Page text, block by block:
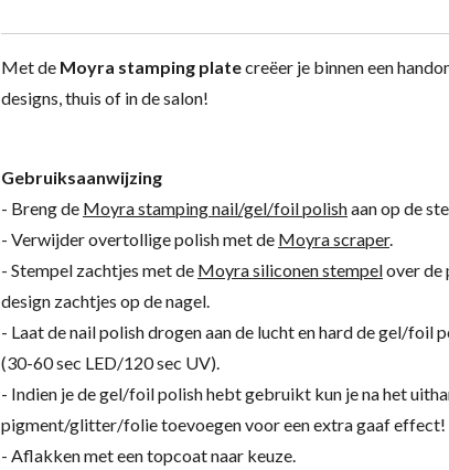
Met de Moyra stamping platecreëer je binnen een
designs, thuis of in de salon!
Gebruiksaanwijzing
- Breng de Moyra stamping nail/gel/foil polishaan op de
- Verwijder overtollige polish met de Moyra scraper.
- Stempel zachtjes met de Moyra siliconen stempelover de
design zachtjes op de nagel.
- Laat de nail polish drogen aan de lucht en hard de gel/foil
(30-60 sec LED/120 sec UV).
- Indien je de gel/foil polish hebt gebruikt kun je na het
pigment/glitter/folie toevoegen voor een extra gaaf effect!
- Aflakken met een topcoat naar keuze.